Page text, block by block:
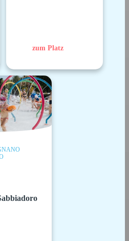
zum Platz